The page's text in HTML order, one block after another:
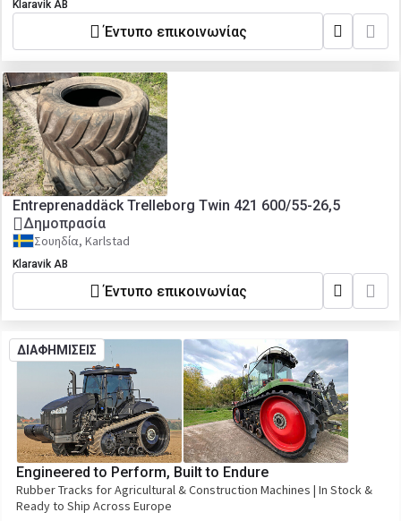
Klaravik AB
Έντυπο επικοινωνίας
Entreprenaddäck Trelleborg Twin 421 600/55-26,5
Δημοπρασία
Σουηδία, Karlstad
Klaravik AB
Έντυπο επικοινωνίας
ΔΙΑΦΗΜΙΣΕΙΣ
Engineered to Perform, Built to Endure
Rubber Tracks for Agricultural & Construction Machines | In Stock &
Ready to Ship Across Europe